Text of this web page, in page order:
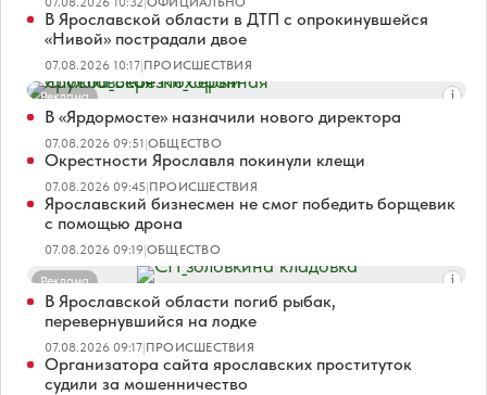
В Ярославской области в ДТП с опрокинувшейся
«Нивой» пострадали двое
07.08.2026 10:17|ПРОИСШЕСТВИЯ
Реклама
В «Ярдормосте» назначили нового директора
07.08.2026 09:51|ОБЩЕСТВО
Окрестности Ярославля покинули клещи
07.08.2026 09:45|ПРОИСШЕСТВИЯ
Ярославский бизнесмен не смог победить борщевик
с помощью дрона
07.08.2026 09:19|ОБЩЕСТВО
Реклама
В Ярославской области погиб рыбак,
перевернувшийся на лодке
07.08.2026 09:17|ПРОИСШЕСТВИЯ
Организатора сайта ярославских проституток
судили за мошенничество